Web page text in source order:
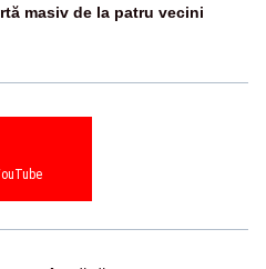
masiv de la patru vecini